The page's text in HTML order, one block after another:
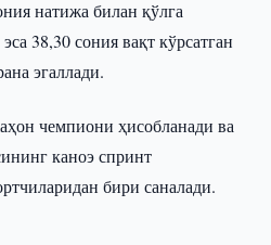
натижа билан қўлга
38,30 сония вақт кўрсатган
эгаллади.
чемпиони ҳисобланади ва
каноэ спринт
бири саналади.